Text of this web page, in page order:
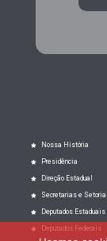
Nossa História
Presidência
Direção Estadual
Secretarias e
Deputados Estaduais
Deputados Federais